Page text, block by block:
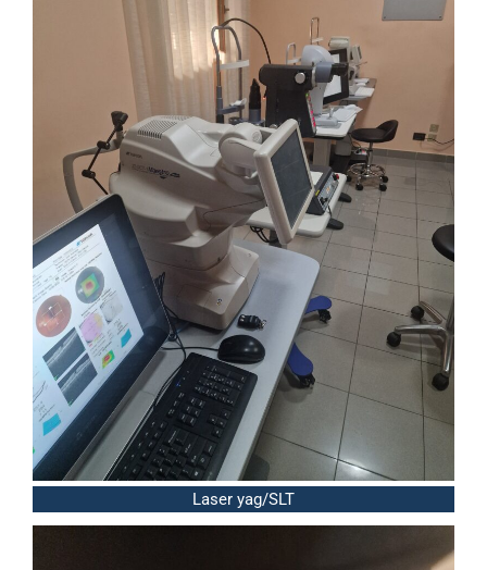
Laser yag/SLT